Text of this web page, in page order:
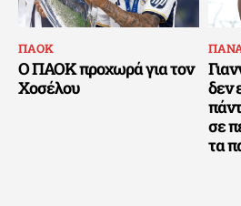
ΠΑΟΚ
Ο ΠΑΟΚ προχωρά για τον
Χοσέλου
δεν
σε
τα